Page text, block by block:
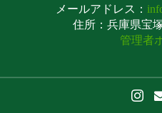
メールアドレス：
住所：兵庫県宝
管理者